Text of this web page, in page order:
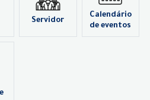
Servidor
Calendário
de eventos